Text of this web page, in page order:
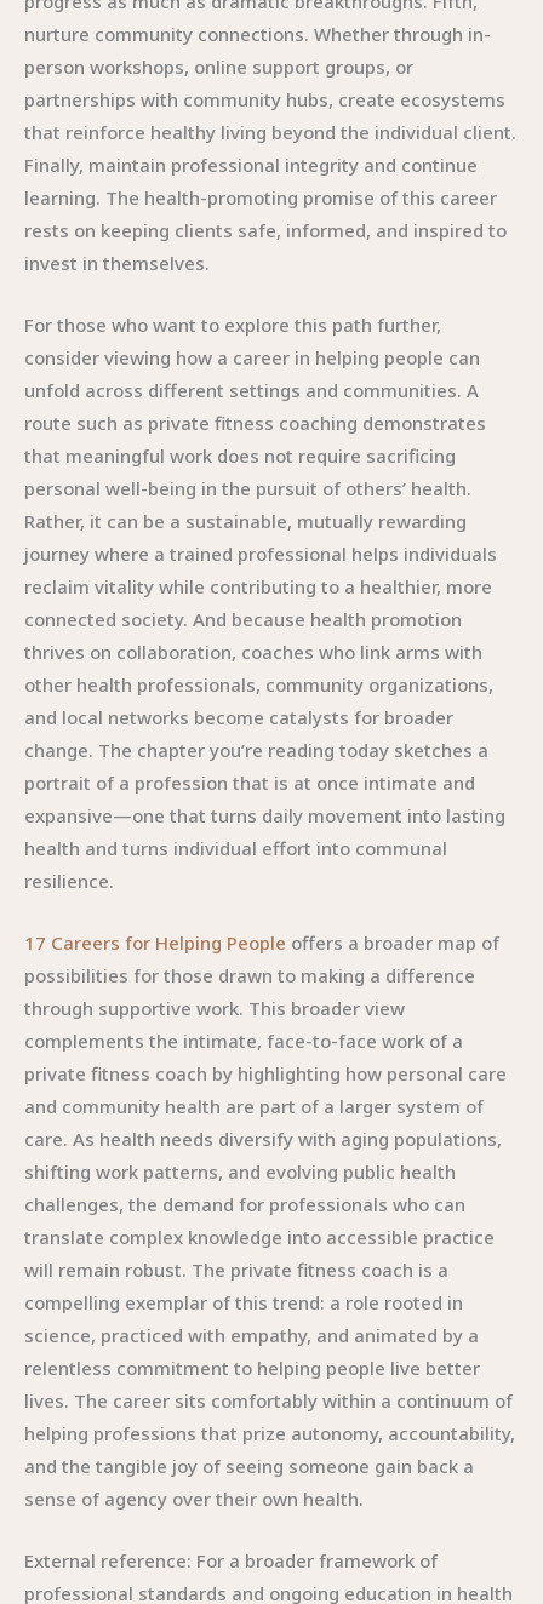
nurture community connections. Whether through in-
person workshops, online support groups, or
partnerships with community hubs, create ecosystems
that reinforce healthy living beyond the individual client.
Finally, maintain professional integrity and continue
learning. The health-promoting promise of this career
rests on keeping clients safe, informed, and inspired to
invest in themselves.
For those who want to explore this path further,
consider viewing how a career in helping people can
unfold across different settings and communities. A
route such as private fitness coaching demonstrates
that meaningful work does not require sacrificing
personal well-being in the pursuit of others’ health.
Rather, it can be a sustainable, mutually rewarding
journey where a trained professional helps individuals
reclaim vitality while contributing to a healthier, more
connected society. And because health promotion
thrives on collaboration, coaches who link arms with
other health professionals, community organizations,
and local networks become catalysts for broader
change. The chapter you’re reading today sketches a
portrait of a profession that is at once intimate and
expansive—one that turns daily movement into lasting
health and turns individual effort into communal
resilience.
17 Careers for Helping People offers a broader map of
possibilities for those drawn to making a difference
through supportive work. This broader view
complements the intimate, face-to-face work of a
private fitness coach by highlighting how personal care
and community health are part of a larger system of
care. As health needs diversify with aging populations,
shifting work patterns, and evolving public health
challenges, the demand for professionals who can
translate complex knowledge into accessible practice
will remain robust. The private fitness coach is a
compelling exemplar of this trend: a role rooted in
science, practiced with empathy, and animated by a
relentless commitment to helping people live better
lives. The career sits comfortably within a continuum of
helping professions that prize autonomy, accountability,
and the tangible joy of seeing someone gain back a
sense of agency over their own health.
External reference: For a broader framework of
professional standards and ongoing education in health